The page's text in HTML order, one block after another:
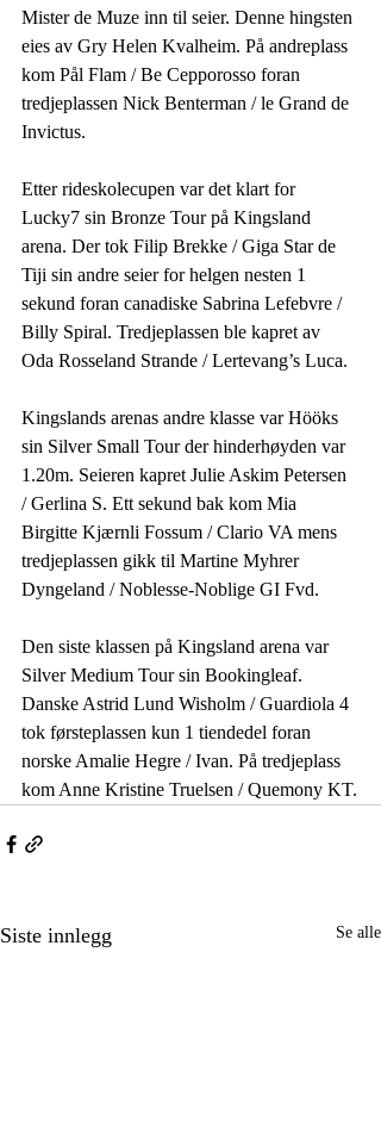
Mister de Muze inn til seier. Denne hingsten
eies av Gry Helen Kvalheim. På andreplass
kom Pål Flam / Be Cepporosso foran
tredjeplassen Nick Benterman / le Grand de
Invictus.
Etter rideskolecupen var det klart for
Lucky7 sin Bronze Tour på Kingsland
arena. Der tok Filip Brekke / Giga Star de
Tiji sin andre seier for helgen nesten 1
sekund foran canadiske Sabrina Lefebvre /
Billy Spiral. Tredjeplassen ble kapret av
Oda Rosseland Strande / Lertevang’s Luca.
Kingslands arenas andre klasse var Hööks
sin Silver Small Tour der hinderhøyden var
1.20m. Seieren kapret Julie Askim Petersen
/ Gerlina S. Ett sekund bak kom Mia
Birgitte Kjærnli Fossum / Clario VA mens
tredjeplassen gikk til Martine Myhrer
Dyngeland / Noblesse-Noblige GI Fvd.
Den siste klassen på Kingsland arena var
Silver Medium Tour sin Bookingleaf.
Danske Astrid Lund Wisholm / Guardiola 4
tok førsteplassen kun 1 tiendedel foran
norske Amalie Hegre / Ivan. På tredjeplass
kom Anne Kristine Truelsen / Quemony KT.
Siste innlegg Se alle